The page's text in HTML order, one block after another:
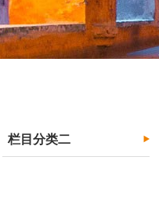
栏目分类二